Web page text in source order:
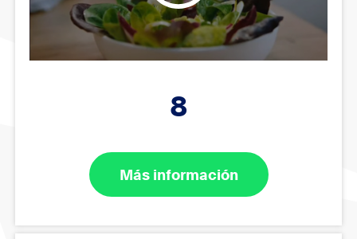
8
Más información